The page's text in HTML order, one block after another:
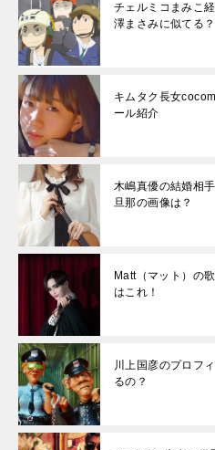
チェルミコまみこ
澤まさみに似てる？
キムタク長女
ール紹介
木嶋真優の結婚相
旦那の画像は？
Matt（マット）の
はこれ！
川上国彦のプロフ
るの？